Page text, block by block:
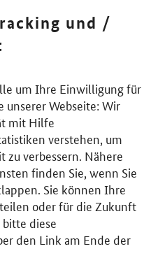
und /
um Ihre Einwilligung für
unserer Webseite: Wir
mit Hilfe
verstehen, um
verbessern. Nähere
finden Sie, wenn Sie
Sie können Ihre
oder für die Zukunft
diese
den Link am Ende der